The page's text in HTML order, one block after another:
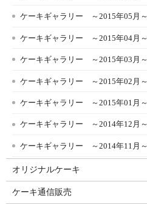
ケーキギャラリー ～2015年05月～
ケーキギャラリー ～2015年04月～
ケーキギャラリー ～2015年03月～
ケーキギャラリー ～2015年02月～
ケーキギャラリー ～2015年01月～
ケーキギャラリー ～2014年12月～
ケーキギャラリー ～2014年11月～
オリジナルケーキ
ケーキ通信販売